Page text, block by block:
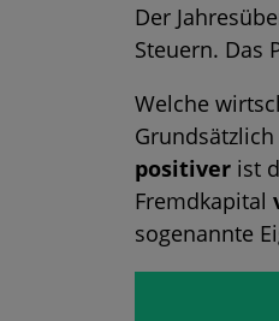
Der
Steuern. Das
Welche
positiver ist
Fremdkapital
sogenannte